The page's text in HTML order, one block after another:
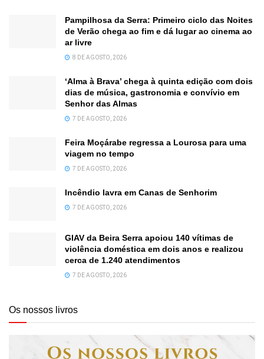
Pampilhosa da Serra: Primeiro ciclo das Noites
de Verão chega ao fim e dá lugar ao cinema ao
ar livre
8 DE AGOSTO, 2026
‘Alma à Brava’ chega à quinta edição com dois
dias de música, gastronomia e convívio em
Senhor das Almas
7 DE AGOSTO, 2026
Feira Moçárabe regressa a Lourosa para uma
viagem no tempo
7 DE AGOSTO, 2026
Incêndio lavra em Canas de Senhorim
7 DE AGOSTO, 2026
GIAV da Beira Serra apoiou 140 vítimas de
violência doméstica em dois anos e realizou
cerca de 1.240 atendimentos
7 DE AGOSTO, 2026
Os nossos livros